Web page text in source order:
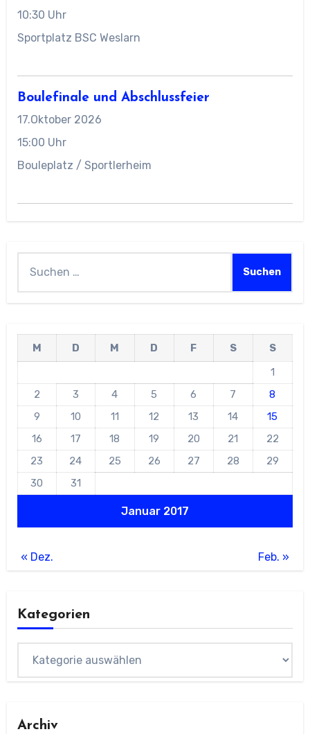
10:30 Uhr
Sportplatz BSC Weslarn
Boulefinale und Abschlussfeier
17.Oktober 2026
15:00 Uhr
Bouleplatz / Sportlerheim
Januar 2017
M D M D F S
S
1
2
3 4 5 6 7
8
9
10 11 12 13 14
15
16
17 18 19 20 21
22
23
24 25 26 27 28
29
30
31
« Dez. Feb. »
Kategorien
Archiv